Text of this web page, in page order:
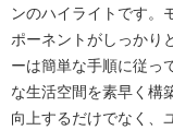
ンのハイライトです。
ポーネントがしっかり
ーは簡単な手順に従っ
な生活空間を素早く構
向上するだけでなく、